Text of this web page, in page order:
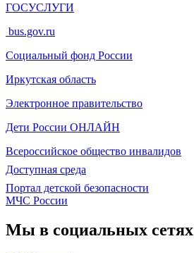
ГОСУСЛУГИ
bus.gov.ru
Социальный фонд России
Иркутская область
Электронное правительство
Дети России ОНЛАЙН
Всероссийское общество инвалидов
Доступная среда
Портал детской безопасности
МЧС России
Мы в социальных сетях